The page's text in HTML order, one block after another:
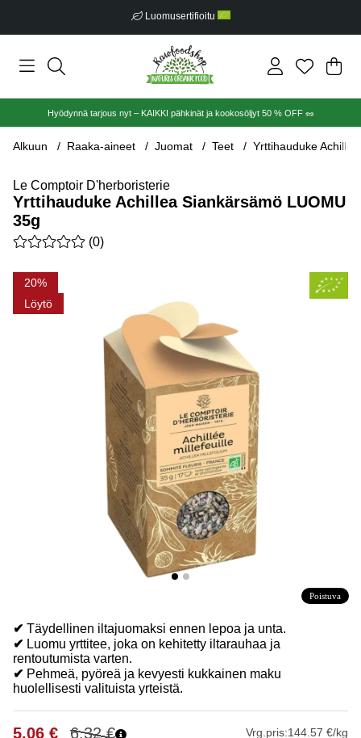
Luomusertifioitu
.
Hyödynnä tarjous nyt – KAIKKI pähkinät ja kookosöljyt 50 % OFF 🥜
Alkuun Raaka-aineet Juomat Teet Yrttihauduke
Le Comptoir D'herboristerie
Yrttihauduke Achillea Siankärsämö LUOMU
35g
Keskiarvoluokitus 0 / 5 Arvioiden määrä 0
(0)
Poistuva
20
Löytö
Tuotekuvat Yrttihauduke Achillea Siankärsämö LUOMU 35g
✔ Täydellinen iltajuomaksi ennen lepoa ja unta.
✔ Luomu yrttitee, joka on kehitetty iltarauhaa ja
rentoutumista varten.
✔ Pehmeä, pyöreä ja kevyesti kukkainen maku
huolellisesti valituista yrteistä.
6.32€
5.06 € Vrg.pris:144.57 €/kg